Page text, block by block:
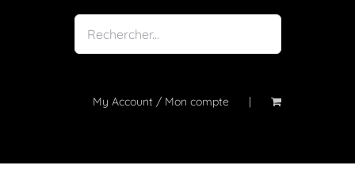
Notre atelier
À propos
Blog
My Account / Mon compte